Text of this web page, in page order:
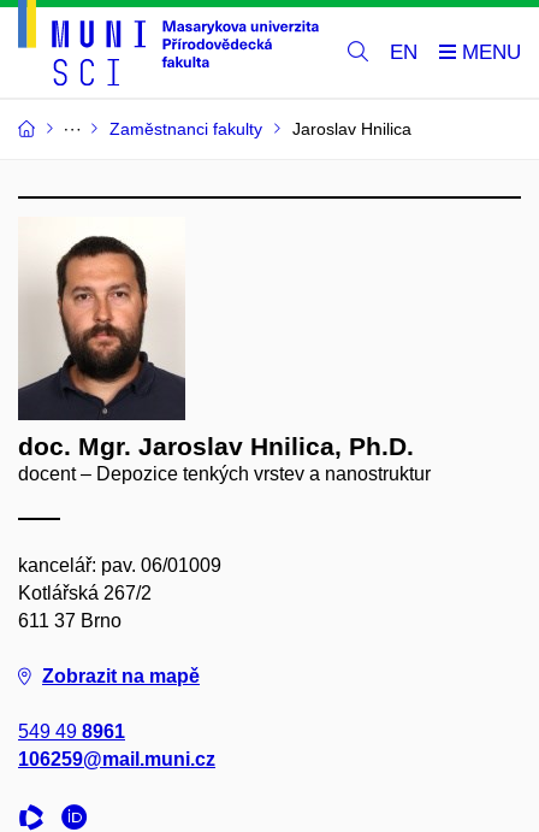
EN
Zaměstnanci fakulty Jaroslav Hnilica
doc. Mgr. Jaroslav Hnilica, Ph.D.
docent – Depozice tenkých vrstev a nanostruktur
kancelář: pav. 06/01009
Kotlářská 267/2
611 37 Brno
Zobrazit na mapě
549 49 8961
106259@mail.muni.cz